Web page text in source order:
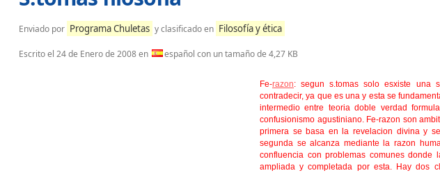
Enviado por Programa Chuletas y clasificado en Filosofía y ética
Escrito el 24 de Enero de 2008en español con un tamaño de 4,27 KB
Fe-razon: segun s.tomas solo esxiste una
contradecir, ya que es una y esta se
intermedio entre teoria doble verdad
confusionismo agustiniano. Fe-razon son
primera se basa en la revelacion divina y
segunda se alcanza mediante la razon
confluencia con problemas comunes
ampliada y completada por esta. Hay dos